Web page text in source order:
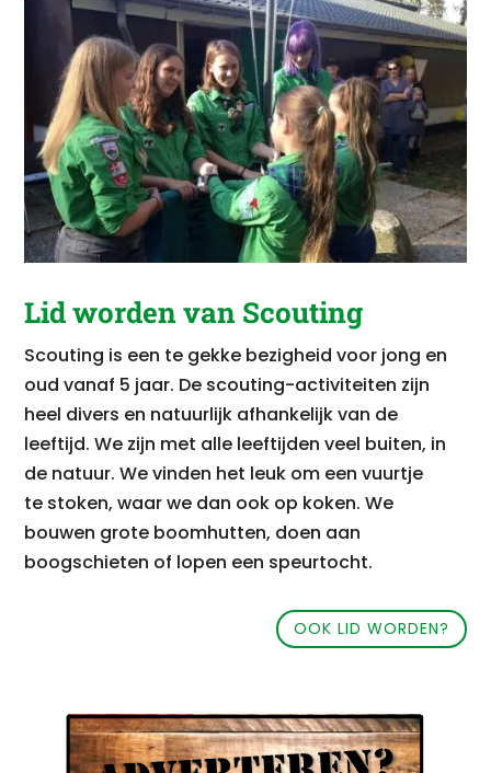
Lid worden van Scouting
Scouting is een te gekke bezigheid voor jong en
oud vanaf 5 jaar. De scouting-activiteiten zijn
heel divers en natuurlijk afhankelijk van de
leeftijd. We zijn met alle leeftijden veel buiten, in
de natuur. We vinden het leuk om een vuurtje
te stoken, waar we dan ook op koken. We
bouwen grote boomhutten, doen aan
boogschieten of lopen een speurtocht.
OOK LID WORDEN?